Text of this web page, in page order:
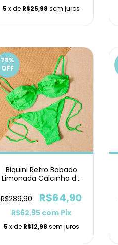
5 x de R$25,98 sem juros
78%
OFF
Biquini Retro Babado
Limonada Calcinha de
R$289,90
R$64,90
R$62,95 com Pix
5 x de R$12,98 sem juros